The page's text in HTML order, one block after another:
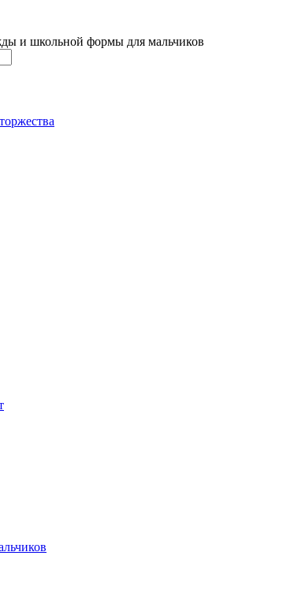
и школьной формы для мальчиков